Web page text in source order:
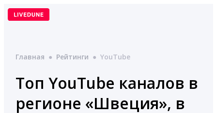
Перейти
Главная ● Рейтинги ● YouTube
Топ YouTube каналов в
регионе «Швеция», в